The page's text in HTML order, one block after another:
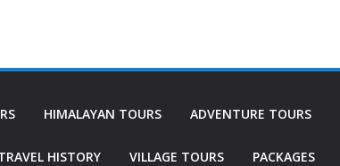
HIMALAYAN TOURS ADVENTURE TOURS
HISTORY VILLAGE TOURS PACKAGES